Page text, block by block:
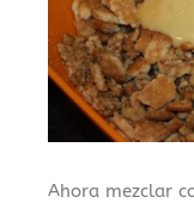
Ahora mezclar